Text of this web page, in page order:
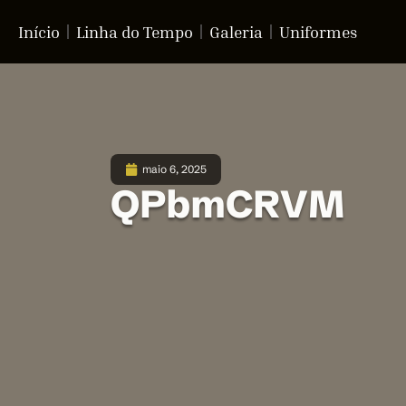
Início Linha do Tempo Galeria Uniformes
maio 6, 2025
QPbmCRVM